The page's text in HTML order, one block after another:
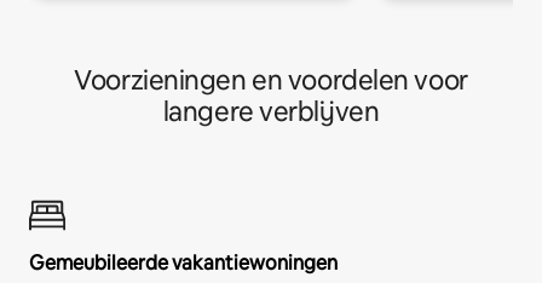
Voorzieningen en voordelen voor
langere verblijven
Gemeubileerde vakantiewoningen